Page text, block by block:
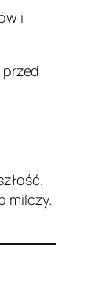
i
milczy.